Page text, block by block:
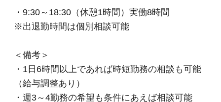
・9:30～18:30（休憩1時間）実働8時間
※出退勤時間は個別相談可能
＜備考＞
・1日6時間以上であれば時短勤務の相談も可能
（給与調整あり）
・週3～4勤務の希望も条件にあえば相談可能